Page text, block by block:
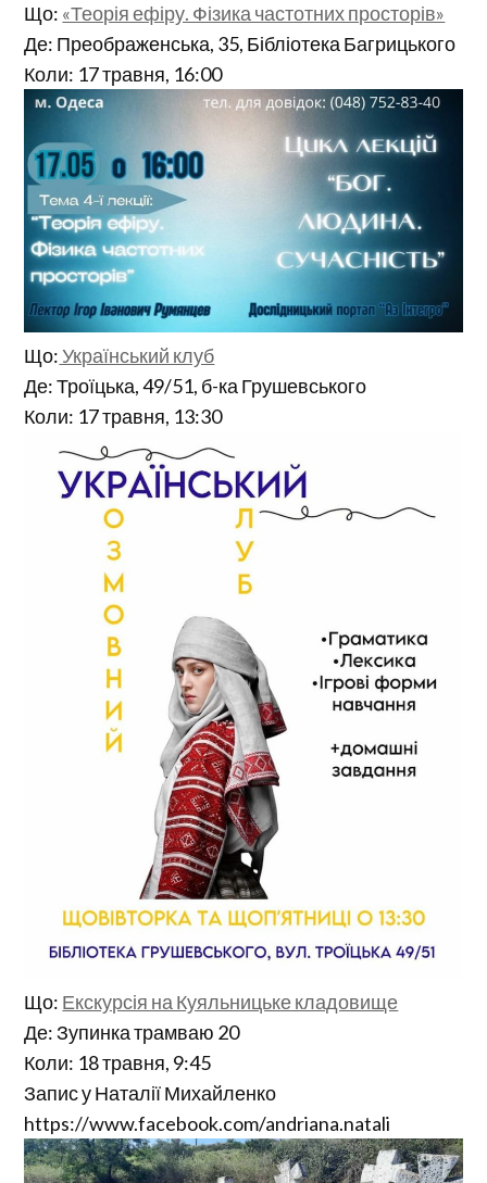
Що: «Теорія ефіру. Фізика частотних просторів»
Де: Преображенська, 35, Бібліотека Багрицького
Коли: 17 травня, 16:00
Що:Український клуб
Де: Троїцька, 49/51, б-ка Грушевського
Коли: 17 травня, 13:30
Що: Екскурсія на Куяльницьке кладовище
Де: Зупинка трамваю 20
Коли: 18 травня, 9:45
Запис у Наталії Михайленко
https://www.facebook.com/andriana.natali